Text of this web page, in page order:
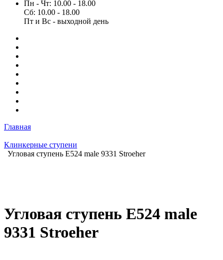
Пн - Чт: 10.00 - 18.00
Сб: 10.00 - 18.00
Пт и Вс - выходной день
Главная
Клинкерные ступени
Угловая ступень E524 male 9331 Stroeher
Угловая ступень E524 male
9331 Stroeher